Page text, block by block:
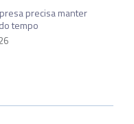
precisa manter
tempo